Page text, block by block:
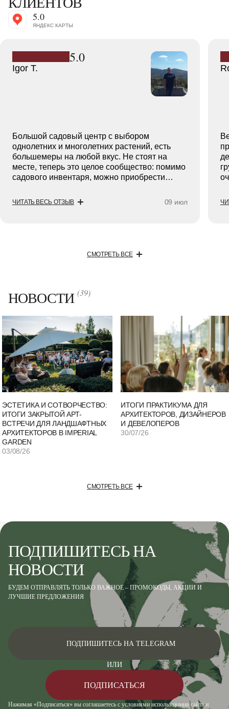
5.0
ЯНДЕКС КАРТЫ
5.0
Igor T.
Большой садовый центр с выбором
однолетних и многолетних растений, есть
большемеры на любой вкус. Не стоят на
месте, теперь это целое сообщество: помимо
садового инвентаря, можно приобрести
премиум класса, рассмотреть беседки,
перголы, бассейны, уличные кухни, уличный
ЧИТАТЬ ВЕСЬ ОТЗЫВ 09 июл
СМОТРЕТЬ ВСЕ
НОВОСТИКоличество элементов:
(39)
ЭСТЕТИКА И СОТВОРЧЕСТВО:
ИТОГИ ЗАКРЫТОЙ АРТ-
ВСТРЕЧИ ДЛЯ ЛАНДШАФТНЫХ
АРХИТЕКТОРОВ В IMPERIAL
GARDEN
03/08/26
ИТОГИ ПРАКТИКУМА ДЛЯ
АРХИТЕКТОРОВ, ДИЗАЙНЕРОВ
И ДЕВЕЛОПЕРОВ
30/07/26
СМОТРЕТЬ ВСЕ
ПОДПИШИТЕСЬ НА
НОВОСТИ
БУДЕМ ОТПРАВЛЯТЬ ТОЛЬКО ВАЖНОЕ – ПРОМОКОДЫ, АКЦИИ И
ЛУЧШИЕ ПРЕДЛОЖЕНИЯ
Нажимая «Подписаться» вы соглашаетесь с условиями использования сайта и
ПОДПИШИТЕСЬ НА TELEGRAM
ИЛИ
ПОДПИСАТЬСЯ